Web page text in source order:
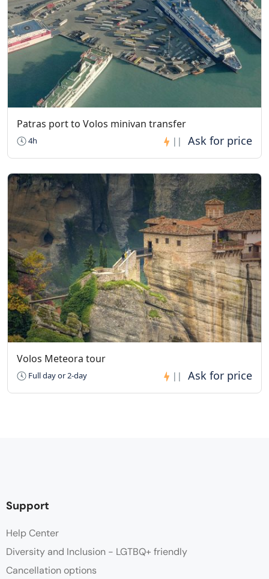
Patras port to Volos minivan transfer
4h ||
Volos Meteora tour
Full day or 2-day ||
Support
Help Center
Diversity and Inclusion - LGTBQ+ friendly
Cancellation options